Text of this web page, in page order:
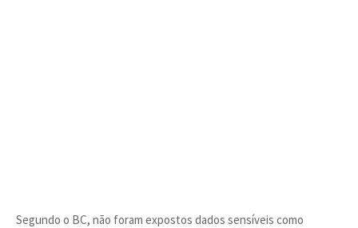
Segundo o BC, não foram expostos dados sensíveis como